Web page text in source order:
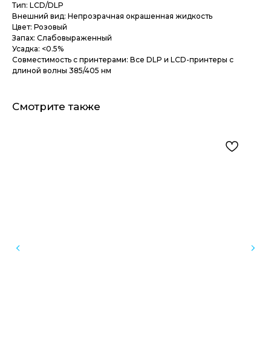
Тип: LCD/DLP
Внешний вид: Непрозрачная окрашенная жидкость
Цвет: Розовый
Запах: Слабовыраженный
Усадка: <0.5%
Совместимость с принтерами: Все DLP и LCD-принтеры с
длиной волны 385/405 нм
Смотрите также